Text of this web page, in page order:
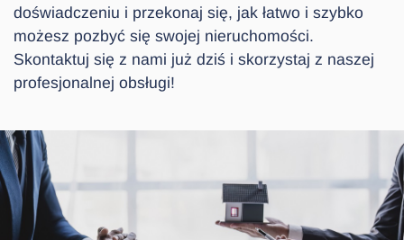
doświadczeniu i przekonaj się, jak łatwo i szybko
możesz pozbyć się swojej nieruchomości.
Skontaktuj się z nami już dziś i skorzystaj z naszej
profesjonalnej obsługi!